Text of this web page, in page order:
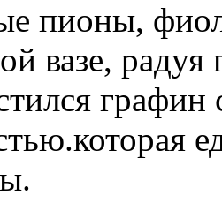
пионы,
вазе,
графин